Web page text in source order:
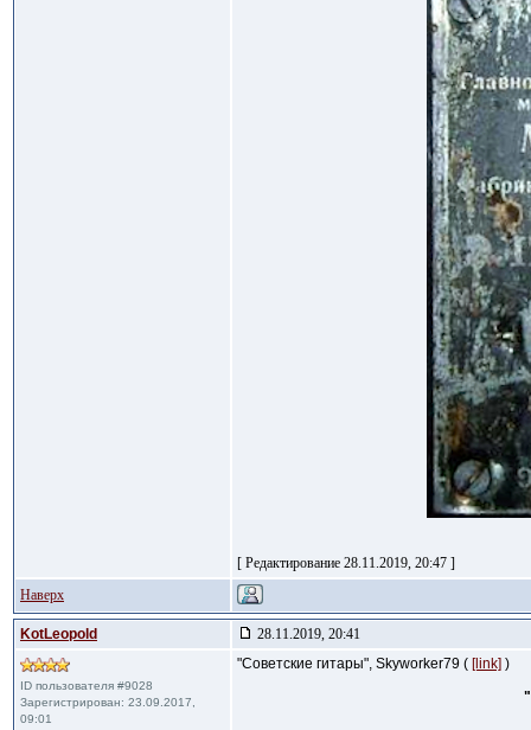
[ Редактирование 28.11.2019, 20:47 ]
Наверх
KotLeopold 28.11.2019, 20:41
ID пользователя #9028
Зарегистрирован: 23.09.2017,
09:01
"Советские гитары", Skyworker79 ( [link] )